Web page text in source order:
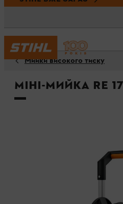
Мийки високого тиску
Міні-мийка RE